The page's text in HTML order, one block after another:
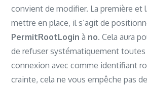
convient de modifier. La première et
mettre en place, il s’agit de
PermitRootLogin à no. Cela aura
de refuser systématiquement toutes
connexion avec comme identifiant
crainte, cela ne vous empêche pas